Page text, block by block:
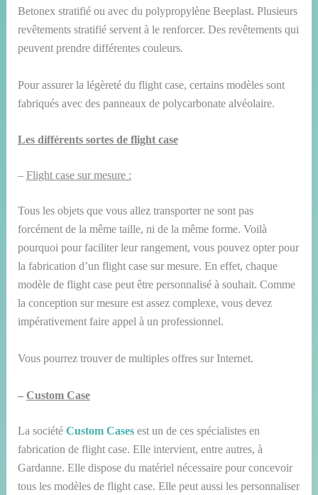
Betonex stratifié ou avec du polypropylène Beeplast. Plusieurs
revêtements stratifié servent à le renforcer. Des revêtements qui
peuvent prendre différentes couleurs.
Pour assurer la légèreté du flight case, certains modèles sont
fabriqués avec des panneaux de polycarbonate alvéolaire.
Les différents sortes de flight case
– Flight case sur mesure :
Tous les objets que vous allez transporter ne sont pas
forcément de la même taille, ni de la même forme. Voilà
pourquoi pour faciliter leur rangement, vous pouvez opter pour
la fabrication d’un flight case sur mesure. En effet, chaque
modèle de flight case peut être personnalisé à souhait. Comme
la conception sur mesure est assez complexe, vous devez
impérativement faire appel à un professionnel.
Vous pourrez trouver de multiples offres sur Internet.
– Custom Case
La société Custom Casesest un de ces spécialistes en
fabrication de flight case. Elle intervient, entre autres, à
Gardanne. Elle dispose du matériel nécessaire pour concevoir
tous les modèles de flight case. Elle peut aussi les personnaliser